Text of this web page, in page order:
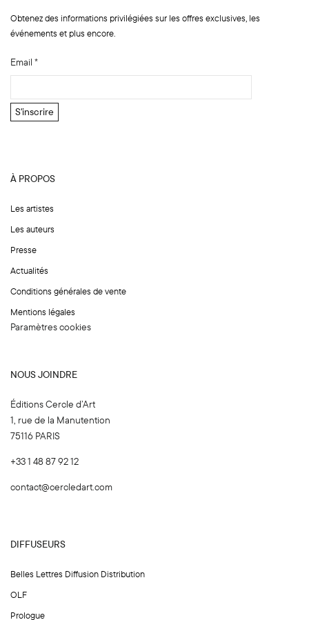
Obtenez des informations privilégiées sur les offres exclusives, les
événements et plus encore.
N
o
N
o
o
Email *
S'inscrire
À PROPOS
Les artistes
Les auteurs
Presse
Actualités
Conditions générales de vente
Mentions légales
Paramètres cookies
NOUS JOINDRE
Éditions Cercle d’Art
1, rue de la Manutention
75116 PARIS
+33 1 48 87 92 12
contact@cercledart.com
DIFFUSEURS
Belles Lettres Diffusion Distribution
OLF
Prologue